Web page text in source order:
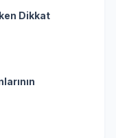
Dikkat